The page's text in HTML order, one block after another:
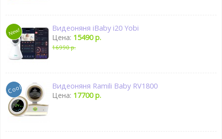
Видеоняня iBaby i20 Yobi
Цена: 15490 р.
16990 р.
Видеоняня Ramili Baby RV1800
Цена: 17700 р.